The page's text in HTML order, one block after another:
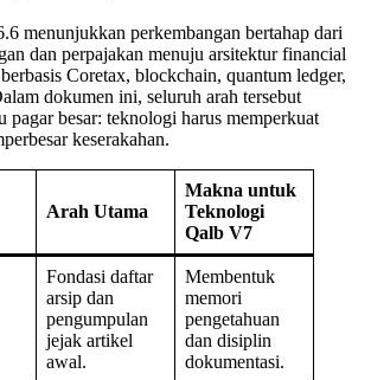
menunjukkan perkembangan bertahap dari
dan perpajakan menuju arsitektur financial
Coretax, blockchain, quantum ledger,
dokumen ini, seluruh arah tersebut
pagar besar: teknologi harus memperkuat
keserakahan.
Arah Utama
Makna untuk
Teknologi
Qalb V7
Fondasi daftar
arsip dan
pengumpulan
jejak artikel
awal.
Membentuk
memori
pengetahuan
dan disiplin
dokumentasi.